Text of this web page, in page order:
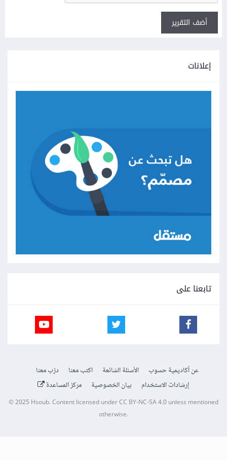
أضف التقرير
إعلانات
تابعنا على
عن أكاديمية حسوب الأسئلة الشائعة اكتب معنا
درّب معنا
إرشادات الاستخدام
بيان الخصوصية مركز المساعدة
© 2025 Hsoub.Content licensed underCC BY-NC-SA 4.0unless mentioned
otherwise.